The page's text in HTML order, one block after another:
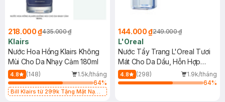
218.000 ₫435.000 ₫
Klairs
Nước Hoa Hồng Klairs Không
Mùi Cho Da Nhạy Cảm 180ml
4.8 (148)
1.5k/tháng
64%
Bill Klairs từ 299k Tặng Mặt Nạ
144.000 ₫249.000 ₫
L'Oreal
Nước Tẩy Trang L'Oreal Tươi
Mát Cho Da Dầu, Hỗn Hợp
400ml
4.8 (298)
1.9k/tháng
64%